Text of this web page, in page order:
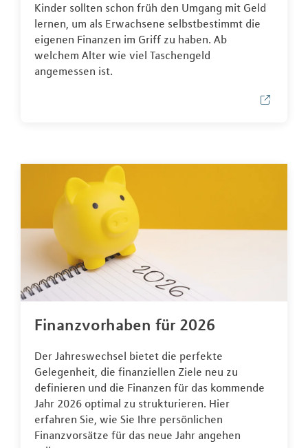
Kinder sollten schon früh den Umgang mit Geld
lernen, um als Erwachsene selbstbestimmt die
eigenen Finanzen im Griff zu haben. Ab
welchem Alter wie viel Taschengeld
angemessen ist.
Finanzvorhaben für 2026
Der Jahreswechsel bietet die perfekte
Gelegenheit, die finanziellen Ziele neu zu
definieren und die Finanzen für das kommende
Jahr 2026 optimal zu strukturieren. Hier
erfahren Sie, wie Sie Ihre persönlichen
Finanzvorsätze für das neue Jahr angehen